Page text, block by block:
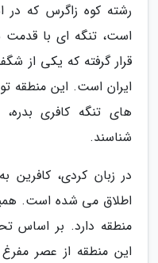
رشته کوه زاگرس که در
است، تنگه ای با قدمت
قرار گرفته که یکی از
ایران است. این منطقه
های تنگه کافری
شناسند.
در زبان کردی، کافرین
اطلاق می شده است.
منطقه دارد. بر اساس
این منطقه از عصر